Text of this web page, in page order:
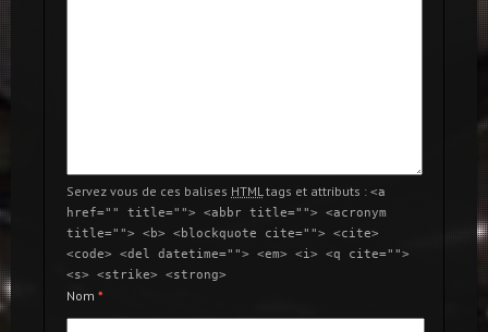
Servez vous de ces balises HTML tags et attributs : <a
href="" title=""> <abbr title=""> <acronym
title=""> <b> <blockquote cite=""> <cite>
<code> <del datetime=""> <em> <i> <q cite="">
<s> <strike> <strong>
Nom *